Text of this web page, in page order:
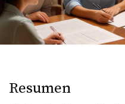
Resumen